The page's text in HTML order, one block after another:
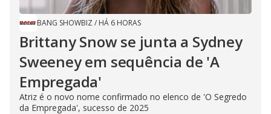
BANG SHOWBIZ / HÁ 6 HORAS
Brittany Snow se junta a Sydney
Sweeney em sequência de ​'A
Empregada​'
Atriz é o novo nome confirmado no elenco de 'O Segredo
da Empregada', sucesso de 2025